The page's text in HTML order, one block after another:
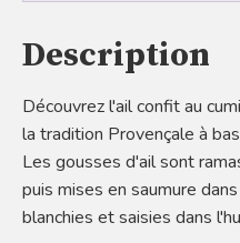
Description
Découvrez l'ail confit au
la tradition Provençale à
Les gousses d'ail sont
puis mises en saumure
blanchies et saisies dans